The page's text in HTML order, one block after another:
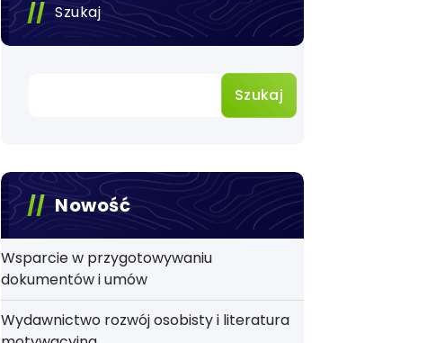
Szukaj
Szukaj
Nowość
Wsparcie w przygotowywaniu
dokumentów i umów
Wydawnictwo rozwój osobisty i literatura